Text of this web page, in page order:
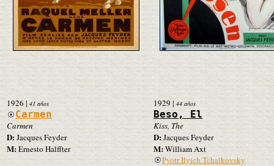
1926 | 41 años
Carmen
Carmen
D:Jacques Feyder
M:Ernesto Halffter
1929 |44 años
Beso, El
Kiss, The
D:Jacques Feyder
M:William Axt
Pyotr Ilyich Tchaikovsky